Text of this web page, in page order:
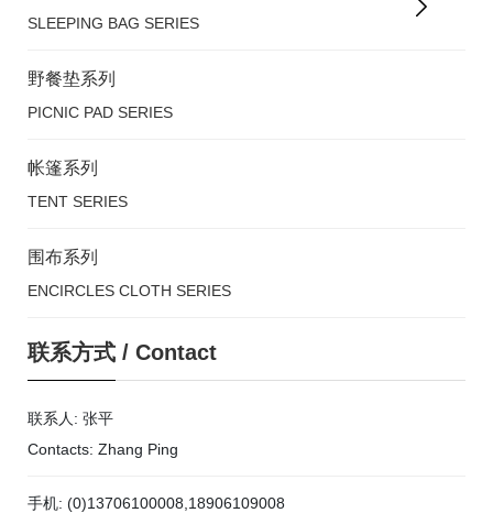
SLEEPING BAG SERIES
野餐垫系列
PICNIC PAD SERIES
帐篷系列
TENT SERIES
围布系列
ENCIRCLES CLOTH SERIES
联系方式 / Contact
联系人: 张平
Contacts: Zhang Ping
手机: (0)13706100008,18906109008